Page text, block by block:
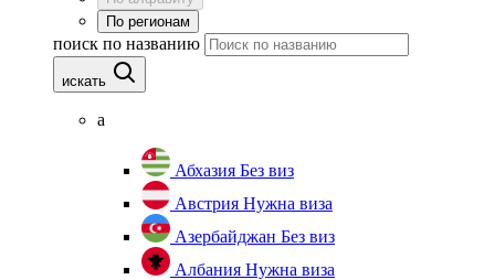
По регионам
поиск по названию
искать
а
Абхазия Без виз
Австрия Нужна виза
Азербайджан Без виз
Албания Нужна виза